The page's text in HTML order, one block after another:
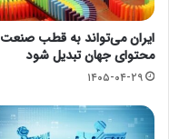
ایران می‌تواند به قطب صنعت
محتوای جهان تبدیل شود
۱۴۰۵-۰۴-۲۹